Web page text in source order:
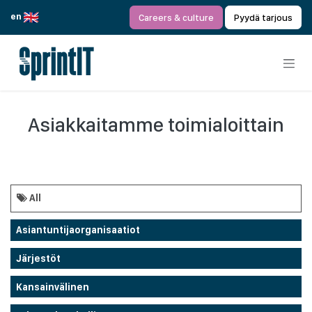
en
Careers & culture Pyydä tarjous
Asiakkaitamme toimialoittain
All
Asiantuntijaorganisaatiot
Järjestöt
Kansainvälinen